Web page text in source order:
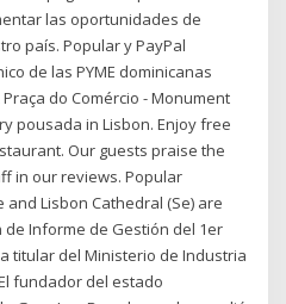
las oportunidades de
país. Popular y PayPal
de las PYME dominicanas
do Comércio - Monument
pousada in Lisbon. Enjoy free
Our guests praise the
in our reviews. Popular
Lisbon Cathedral (Se) are
Informe de Gestión del 1er
titular del Ministerio de Industria
fundador del estado